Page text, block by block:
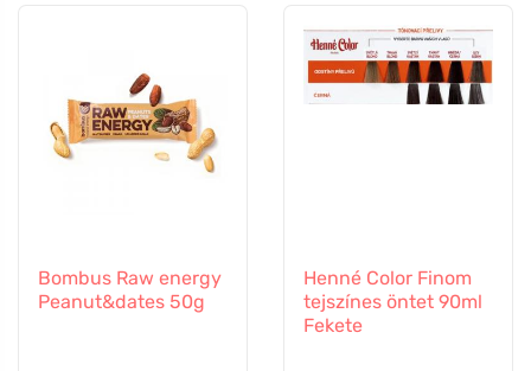
Bombus Raw energy
Peanut&dates 50g
Henné Color Finom
tejszínes öntet 90ml
Fekete